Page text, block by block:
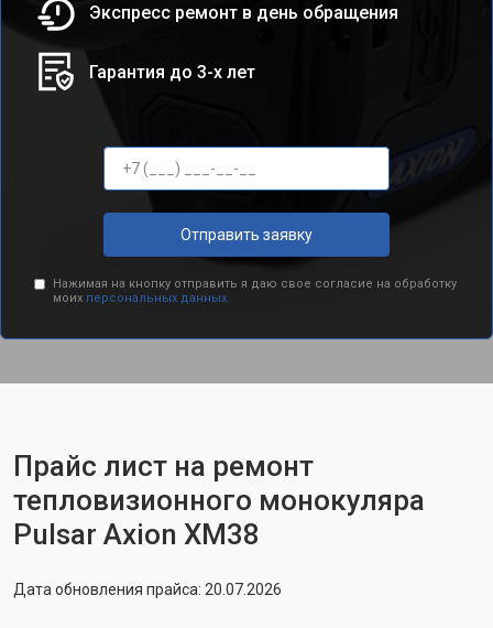
Экспресс ремонт в день обращения
Гарантия до 3-х лет
Отправить заявку
Нажимая на кнопку отправить я даю свое согласие на обработку
моих персональных данных.
Прайс лист на ремонт
тепловизионного монокуляра
Pulsar Axion XM38
Дата обновления прайса: 20.07.2026